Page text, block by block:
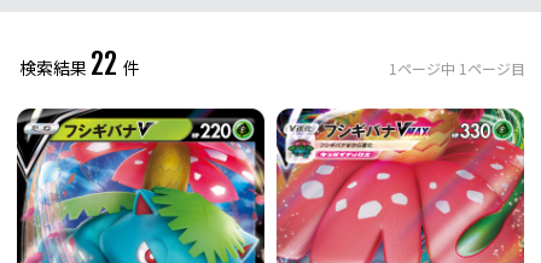
イラストレーター
レアリティ 0件選択中
ミラー仕様のカード 0件選択中
検索結果 22 件 1 ページ中 1 ページ目